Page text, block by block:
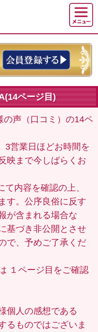
ページ目)
の声（口コミ）の14ペ
3営業日ほどお時間を
映まで今しばらくお
内容を確認の上、
す。公序良俗に反す
が含まれる場合な
基づき非公開とさせ
で、予めご了承くだ
１ページ目 をご確認
個人の感想である
るものではございま